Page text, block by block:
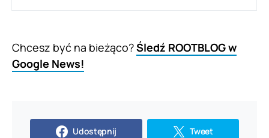
Chcesz być na bieżąco?Śledź ROOTBLOG w
Google News!
Udostępnij Tweet